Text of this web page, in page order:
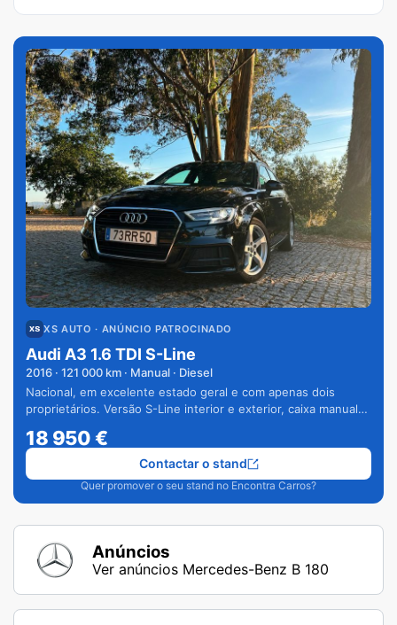
XS AUTO · ANÚNCIO PATROCINADO
Audi A3 1.6 TDI S-Line
2016 · 121 000 km · Manual · Diesel
Nacional, em excelente estado geral e com apenas dois
proprietários. Versão S-Line interior e exterior, caixa manual
18 950€
Quer promover o seu stand no Encontra Carros?
Contactar o stand
Anúncios
Ver anúncios Mercedes-Benz B 180